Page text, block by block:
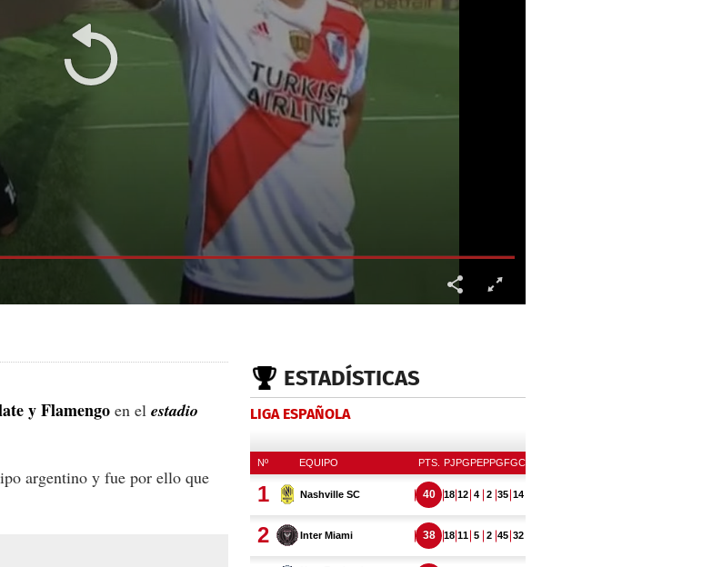
y Flamengo en el estadio
argentino y fue por ello que
ESTADÍSTICAS
LIGA ESPAÑOLA